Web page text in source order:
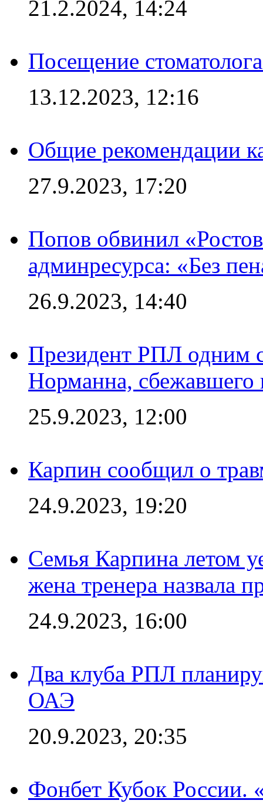
21.2.2024, 14:24
Посещение
13.12.2023, 12:16
Общие рекомендации
27.9.2023, 17:20
Попов обвинил
админресурса: «Без
26.9.2023, 14:40
Президент РПЛ одним
Норманна, сбежавшего
25.9.2023, 12:00
Карпин сообщил о
24.9.2023, 19:20
Семья Карпина летом
жена тренера назвала
24.9.2023, 16:00
Два клуба РПЛ
ОАЭ
20.9.2023, 20:35
Фонбет Кубок России.